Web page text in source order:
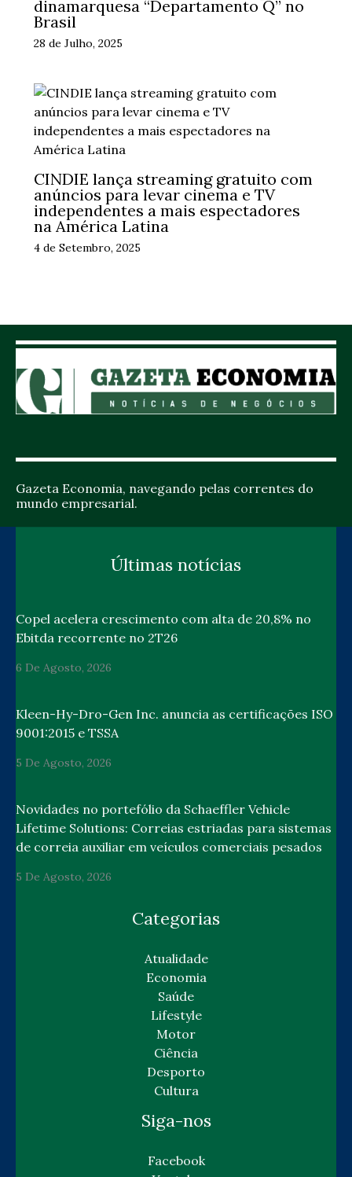
dinamarquesa “Departamento Q” no
Brasil
28 de Julho, 2025
CINDIE lança streaming gratuito com
anúncios para levar cinema e TV
independentes a mais espectadores
na América Latina
4 de Setembro, 2025
Gazeta Economia, navegando pelas correntes do
mundo empresarial.
Últimas notícias
Copel acelera crescimento com alta de 20,8% no
Ebitda recorrente no 2T26
6 De Agosto, 2026
Kleen-Hy-Dro-Gen Inc. anuncia as certificações ISO
9001:2015 e TSSA
5 De Agosto, 2026
Novidades no portefólio da Schaeffler Vehicle
Lifetime Solutions: Correias estriadas para sistemas
de correia auxiliar em veículos comerciais pesados
5 De Agosto, 2026
Categorias
Atualidade
Economia
Saúde
Lifestyle
Motor
Ciência
Desporto
Cultura
Siga-nos
Facebook